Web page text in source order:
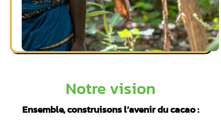
Notre vision
Ensemble, construisons l’avenir du cacao :